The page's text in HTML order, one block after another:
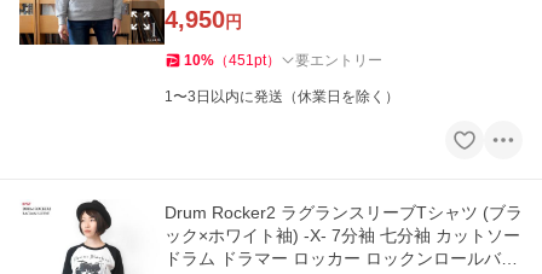
4,950円
10% （451pt） 要エントリー
1〜3日以内に発送（休業日を除く）
Drum Rocker2 ラグランスリーブTシャツ (ブラ
ック×ホワイト袖) -X- 7分袖 七分袖 カットソー
ドラム ドラマー ロッカー ロックンロールバン